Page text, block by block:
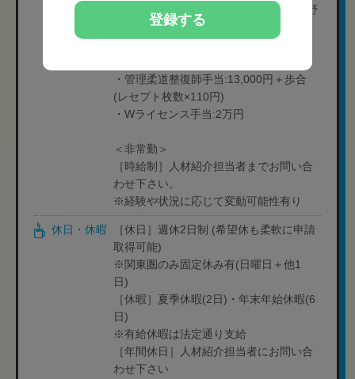
東京都・千葉県・埼玉県:24時間分 長野
県:30時間分)
・管理柔道整復師手当:13,000円＋歩合
(レセプト枚数×110円)
・Wライセンス手当:2万円
＜非常勤＞
［時給制］人材紹介担当者までお問い合
わせ下さい。
※経験や状況に応じて変動可能性有り
休日・休暇
［休日］週休2日制 (希望休も柔軟に申請
取得可能)
※関東圏のみ固定休み有(日曜日＋他1
日)
［休暇］夏季休暇(2日)・年末年始休暇(6
日)
※有給休暇は法定通り支給
［年間休日］人材紹介担当者にお問い合
わせ下さい
登録する